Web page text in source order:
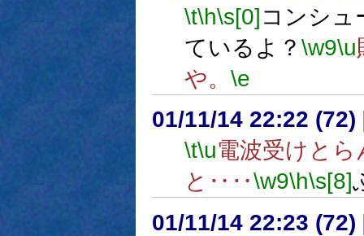
\t\h\s[0]コンシュ
ているよ？ \w9\u
や。 \e
01/11/14 22:22 (72)
\t\u電波受けと
と‥‥\w9\h\s[8]
01/11/14 22:23 (72)